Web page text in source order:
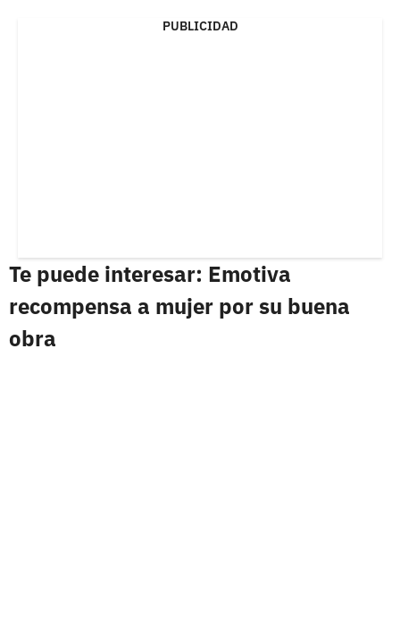
PUBLICIDAD
Te puede interesar: Emotiva
recompensa a mujer por su buena
obra